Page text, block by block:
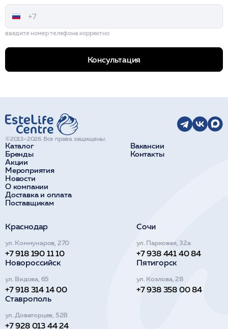
введите номер телефона корректно
Консультация
Каталог
Бренды
Акции
Мероприятия
Новости
О компании
Доставка и оплата
Поставщикам
Вакансии
Контакты
©2013–2026 Все права защищены.
Краснодар
ул. Коммунаров, 270
+7 918 190 11 10
Сочи
ул. Парковая, 32а
+7 938 441 40 84
Новороссийск
ул. Видова, 65
+7 918 314 14 00
Пятигорск
ул. Козлова, 28
+7 938 358 00 84
Ставрополь
ул. Доваторцев, 52В
+7 928 013 44 24